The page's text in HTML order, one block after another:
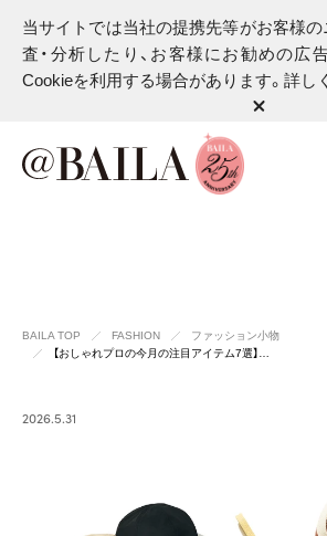
当サイトでは当社の提携先等がお客様
査・分析したり、お客様にお勧めの広
Cookieを利用する場合があります。詳し
BAILA TOP FASHION
ファッション小物
【おしゃれプロの今月の注目アイテム7選】…
2026.5.31